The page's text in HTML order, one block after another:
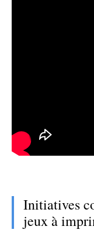
Initiatives
jeux à